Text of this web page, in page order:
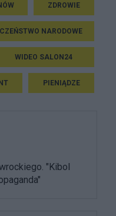
ZDROWIE
NARODOWE
WIDEO SALON24
PIENIĄDZE
"Kibol